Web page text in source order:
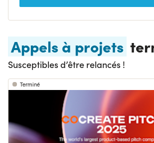
Appels à projets
Susceptibles d’être relancés !
Terminé